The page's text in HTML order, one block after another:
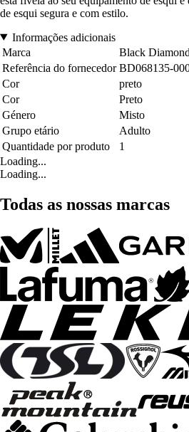
de esqui segura e com estilo.
Informações adicionais
Marca
Black Diamond
Referência do fornecedor BD068135-
Cor
preto
Cor
Preto
Género
Misto
Grupo etário
Adulto
Quantidade por produto
1
Loading...
Loading...
Todas as nossas marcas